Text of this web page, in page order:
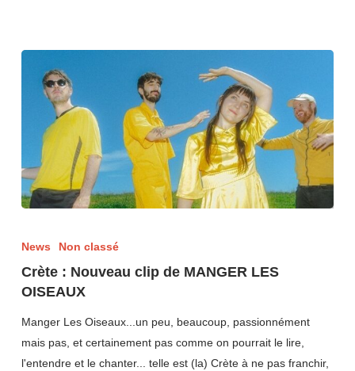
News Non classé
Crète : Nouveau clip de MANGER LES
OISEAUX
Manger Les Oiseaux...un peu, beaucoup, passionnément
mais pas, et certainement pas comme on pourrait le lire,
l'entendre et le chanter... telle est (la) Crète à ne pas franchir,